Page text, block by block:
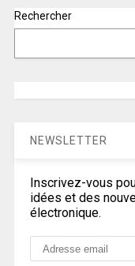
Rechercher
NEWSLETTER
Inscrivez-vous
idées et des
électronique.